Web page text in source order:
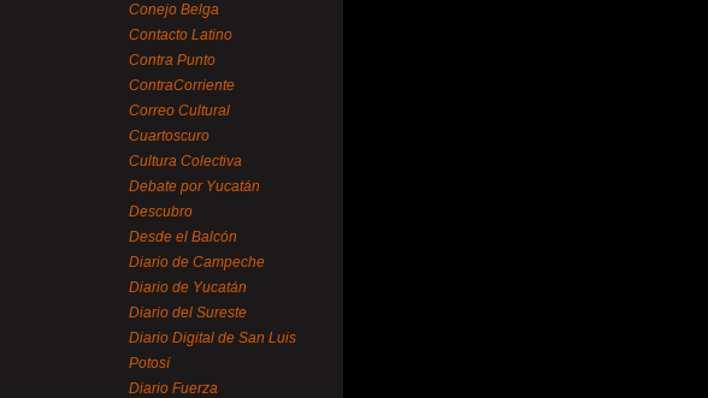
Conejo Belga
Contacto Latino
Contra Punto
ContraCorriente
Correo Cultural
Cuartoscuro
Cultura Colectiva
Debate por Yucatán
Descubro
Desde el Balcón
Diario de Campeche
Diario de Yucatán
Diario del Sureste
Diario Digital de San Luis
Potosí
Diario Fuerza